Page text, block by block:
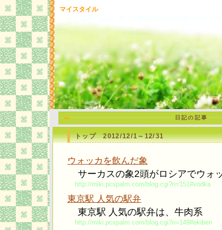
マイスタイル
<< 日記の記事
トップ 2012/12/1～12/31
ウォッカを飲んだ象
サーカスの象2頭がロシアでウォ
http://miki.pcspalm.com/blog.cgi?n=151#vodka
東京駅 人気の駅弁
東京駅 人気の駅弁は、牛肉系
http://miki.pcspalm.com/blog.cgi?n=149#ekiben